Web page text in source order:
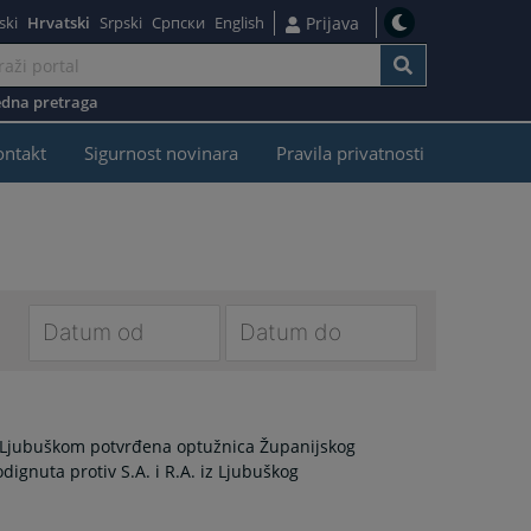
Hrvatski Srpski Српски English Prijava
pretraga
Sigurnost novinara Pravila privatnosti
interact
with
interact
with
potvrđena optužnica Županijskog
protiv S.A. i R.A. iz Ljubuškog